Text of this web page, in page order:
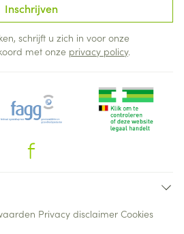
Inschrijven
schrijft u zich in voor onze
met onze privacy policy.
Privacy disclaimer Cookies